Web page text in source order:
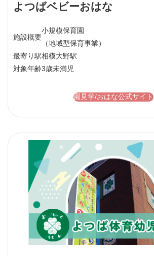
よつばベビーおはな
施設概要
小規模保育園
（地域型保育事業）
最寄り駅相模大野駅
対象年齢3歳未満児
園見学/おはな公式サイト